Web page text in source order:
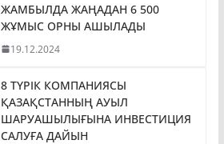
ЖАМБЫЛДА ЖАҢАДАН 6 500
ЖҰМЫС ОРНЫ АШЫЛАДЫ
19.12.2024
8 ТҮРІК КОМПАНИЯСЫ
ҚАЗАҚСТАННЫҢ АУЫЛ
ШАРУАШЫЛЫҒЫНА ИНВЕСТИЦИЯ
САЛУҒА ДАЙЫН